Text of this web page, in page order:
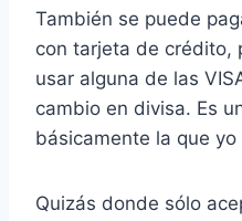
También se puede
con tarjeta de crédito,
usar alguna de las
cambio en divisa. Es
básicamente la que
Quizás donde sólo